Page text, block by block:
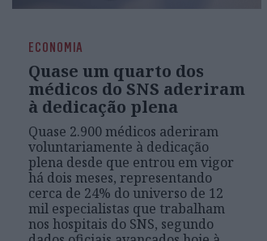
ECONOMIA
Quase um quarto dos
médicos do SNS aderiram
à dedicação plena
Quase 2.900 médicos aderiram
voluntariamente à dedicação
plena desde que entrou em vigor
há dois meses, representando
cerca de 24% do universo de 12
mil especialistas que trabalham
nos hospitais do SNS, segundo